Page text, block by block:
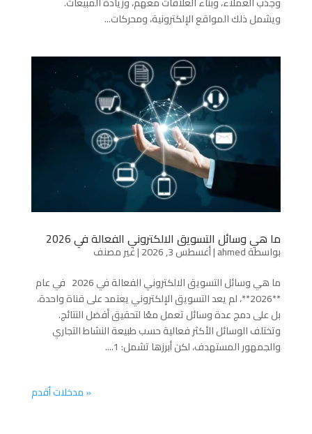
ويشمل ذلك المواقع الإلكترونية، ومحركات...
ما هي وسائل التسويق الالكتروني الفعالة في 2026
بواسطةahmed
|أغسطس 3, 2026 |غير مصنف
ما هي وسائل التسويق الالكتروني الفعالة في 2026 في عام
**2026**، لم يعد التسويق الإلكتروني يعتمد على قناة واحدة،
بل على دمج عدة وسائل تعمل معًا لتحقيق أفضل النتائج.
وتختلف الوسائل الأكثر فعالية حسب طبيعة النشاط التجاري
والجمهور المستهدف، لكن أبرزها تشمل: 1....
« مدخلات أقدم